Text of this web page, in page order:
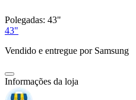
Polegadas: 43"
43"
Vendido e entregue por Samsung
Informações da loja